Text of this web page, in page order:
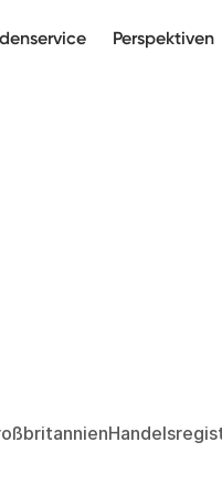
Perspektiven